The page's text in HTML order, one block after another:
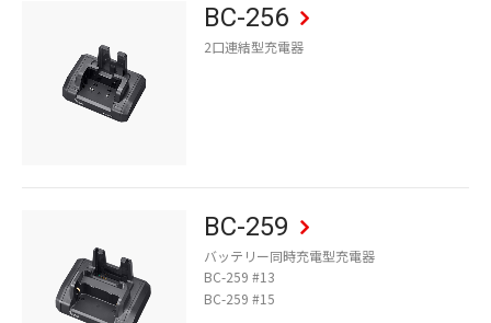
BC-256
2口連結型充電器
BC-259
バッテリー同時充電型充電器
BC-259 #13
BC-259 #15